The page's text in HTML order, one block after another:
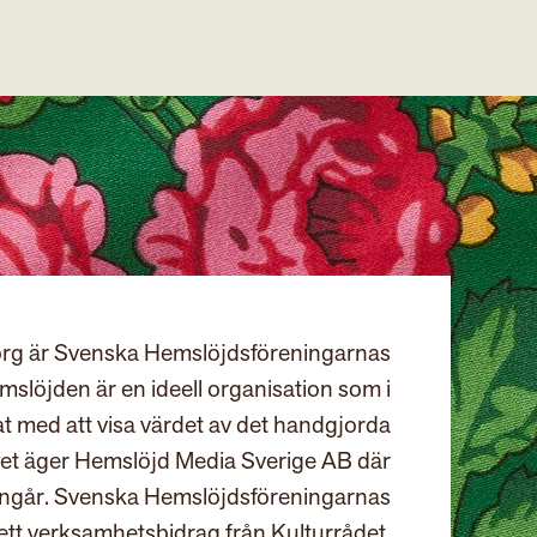
är Svenska Hemslöjdsföreningarnas
är en ideell organisation som i
med att visa värdet av det handgjorda
äger Hemslöjd Media Sverige AB där
Svenska Hemslöjdsföreningarnas